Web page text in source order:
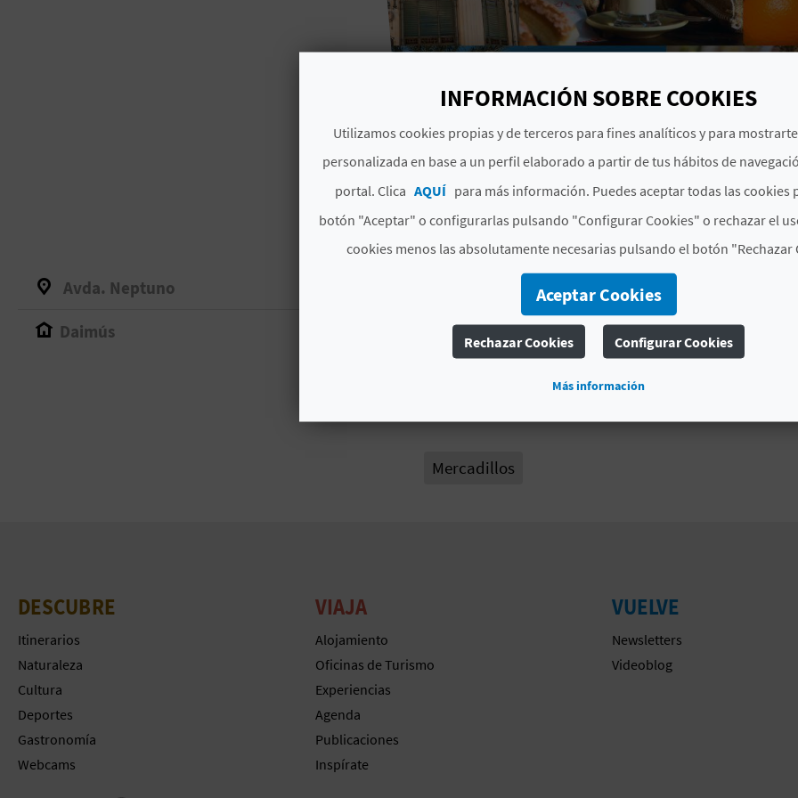
Avda. Neptuno
Daimús
MÁS INFORMACIÓN
Horario
Periodicidad: Verano (desde 15/6 al 15/9).
de 18:00 a 22:00.
Mercadillos
DESCUBRE
Itinerarios
Naturaleza
Cultura
Deportes
Gastronomía
Webcams
VIAJA
Alojamiento
Oficinas de Turismo
Experiencias
Agenda
Publicaciones
Inspírate
VUELVE
Newsletters
Videoblog
INFORMACIÓN SOBRE COOKIES
Utilizamos cookies propias y de terceros para fines analíticos y para
personalizada en base a un perfil elaborado a partir de tus hábitos de
portal. Clica AQUÍ para más información. Puedes aceptar todas las cookies
botón "Aceptar" o configurarlas pulsando "Configurar Cookies" o rechazar el
cookies menos las absolutamente necesarias pulsando el botón "Rechazar
Aceptar Cookies
Rechazar Cookies Configurar Cookies
Más información